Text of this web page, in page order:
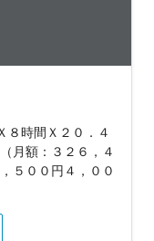
８時間Ｘ２０．４
月額：３２６，４
５００円４，００